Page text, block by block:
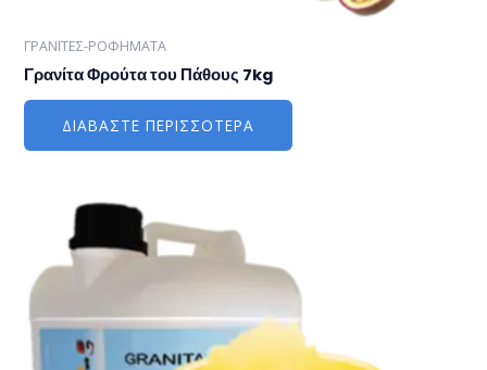
ΓΡΑΝΙΤΕΣ-ΡΟΦΗΜΑΤΑ
Γρανίτα Φρούτα του Πάθους 7kg
ΔΙΑΒΆΣΤΕ ΠΕΡΙΣΣΌΤΕΡΑ